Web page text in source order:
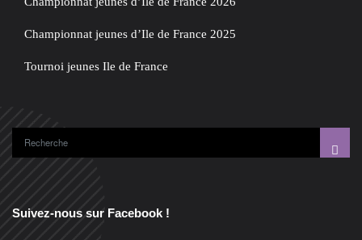
Championnat jeunes d’Ile de France 2025
Tournoi jeunes Ile de France
Suivez-nous sur Facebook !